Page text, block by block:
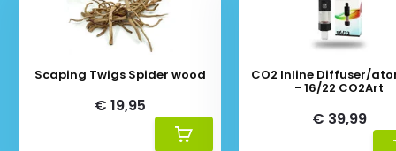
Scaping Twigs Spider wood
€ 19,95
CO2 Inline Diffuser/atomizer
- 16/22 CO2Art
€ 39,99